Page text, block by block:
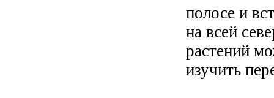
полосе и
на всей
растений
изучить